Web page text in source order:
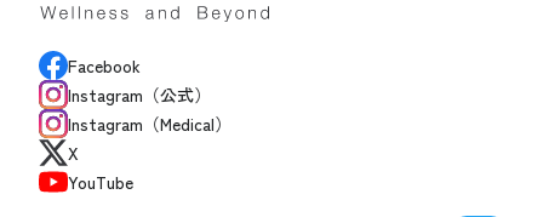
Facebook
Instagram（公式）
Instagram（Medical）
X
YouTube